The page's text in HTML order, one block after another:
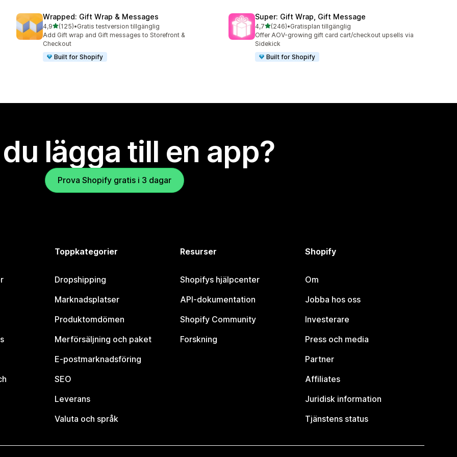
Wrapped: Gift Wrap & Messages
4,9av 5 stjärnor
(125)
125 recensioner totalt
•Gratis testversion tillgänglig
Add Gift wrap and Gift messages to Storefront &
Checkout
Built for Shopify
Super: Gift Wrap, Gift Message
4,7av 5 stjärnor
(246)
246 recensioner totalt
•Gratisplan tillgänglig
Offer AOV-growing gift card cart/checkout upsells via
Sidekick
Built for Shopify
lägga till en app?
Prova Shopify gratis i 3 dagar
Toppkategorier
Dropshipping
Marknadsplatser
Produktomdömen
Merförsäljning och paket
E-postmarknadsföring
SEO
Leverans
Valuta och språk
Resurser
Shopifys hjälpcenter
API-dokumentation
Shopify Community
Forskning
Shopify
Om
Jobba hos oss
Investerare
Press och media
Partner
Affiliates
Juridisk information
Tjänstens status